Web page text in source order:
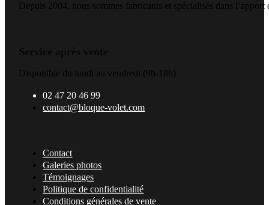
Depuis 2004, nous sommes fabricants et spécialisés dans
Disponible du lundi au vendredi (9h-18h)
02 47 20 46 99
contact@bloque-volet.com
Contact
Galeries photos
Témoignages
Politique de confidentialité
Conditions générales de vente